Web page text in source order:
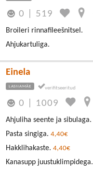
0 519
Broileri rinnafileešnitsel.
Ahjukartuliga.
Einela
LASNAMÄE
0 1009
Ahjuliha seente ja sibulaga.
Pasta singiga. 4,40€
Hakklihakaste. 4,40€
Kanasupp juustuklimpidega.